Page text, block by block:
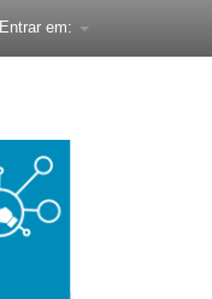
Entrar em: